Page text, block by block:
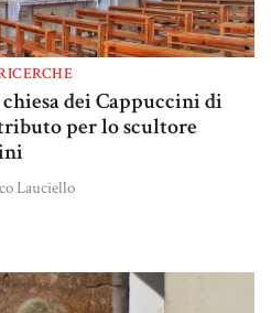
dei Cappuccini di
per lo scultore
Lauciello